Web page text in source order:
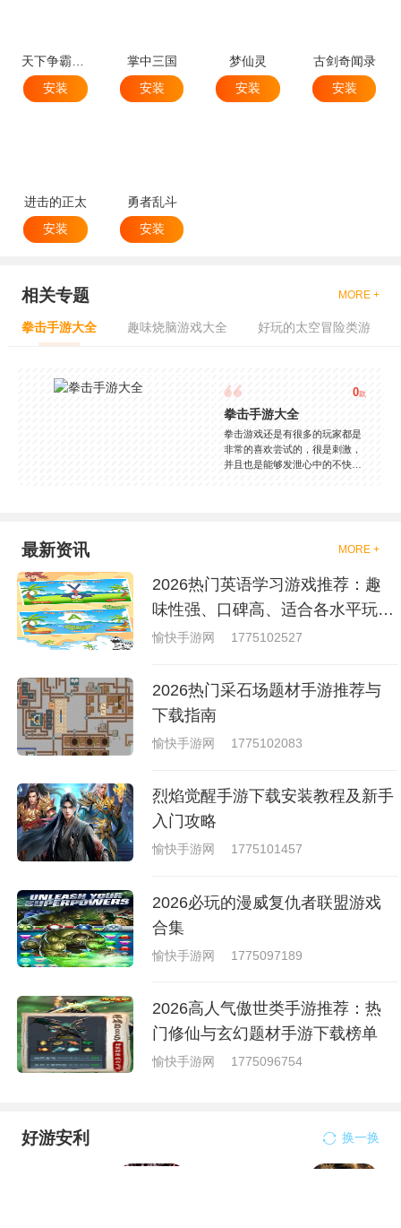
天下争霸三国志
安装
掌中三国
安装
梦仙灵
安装
古剑奇闻录
安装
进击的正太
安装
勇者乱斗
安装
相关专题 MORE +
拳击手游大全 趣味烧脑游戏大全 好玩的太空冒险类游
0款
拳击手游大全
拳击游戏还是有很多的玩家都是
非常的喜欢尝试的，很是刺激，
并且也是能够发泄心中的不快
够去进行体验的，我们也是能够
就是收集了一些有意思的拳击游
戏，相信你们一定会喜欢的。
最新资讯 MORE +
2026热门英语学习游戏推荐：趣
味性强、口碑高、适合各水平玩家
的英语游戏合集
愉快手游网 1775102527
2026热门采石场题材手游推荐与
下载指南
愉快手游网 1775102083
烈焰觉醒手游下载安装教程及新手
入门攻略
愉快手游网 1775101457
2026必玩的漫威复仇者联盟游戏
合集
愉快手游网 1775097189
2026高人气傲世类手游推荐：热
门修仙与玄幻题材手游下载榜单
愉快手游网 1775096754
好游安利 换一换